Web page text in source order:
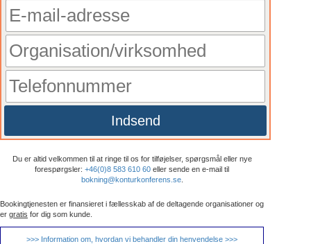
Indsend
Du er altid velkommen til at ringe til os for tilføjelser, spørgsmål eller nye
forespørgsler: +46(0)8 583 610 60 eller sende en e-mail til
bokning@konturkonferens.se.
Bookingtjenesten er finansieret i fællesskab af de deltagende organisationer og
er gratis for dig som kunde.
>>> Information om, hvordan vi behandler din henvendelse >>>